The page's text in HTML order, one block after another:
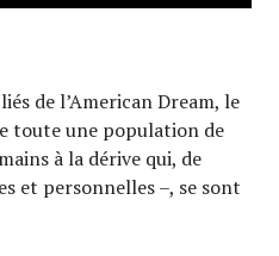
de l’American Dream, le
toute une population de
à la dérive qui, de
et personnelles –, se sont